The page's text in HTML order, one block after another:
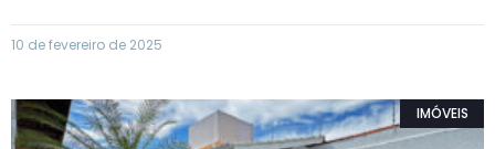
10 de fevereiro de 2025
IMÓVEIS